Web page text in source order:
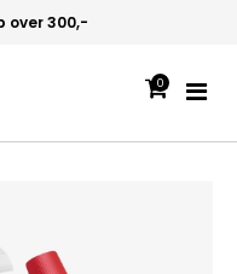
Hurtig levering 1-2
0